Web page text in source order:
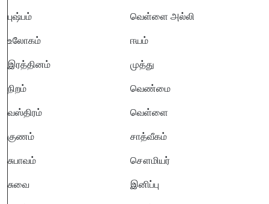
புஷ்பம் வெள்ளை அல்லி
உலோகம் ஈயம்
இரத்தினம் முத்து
நிறம் வெண்மை
வஸ்திரம் வெள்ளை
குணம் சாத்வீகம்
சுபாவம் சௌமியர்
சுவை இனிப்பு